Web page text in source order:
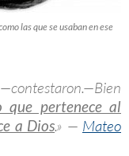
las que se usaban en ese
pertenece al
a Dios.» — Mateo